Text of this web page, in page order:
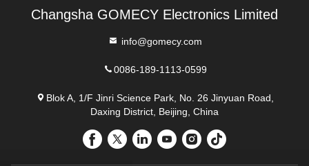
Changsha GOMECY Electronics Limited
info@gomecy.com
0086-189-1113-0599
Blok A, 1/F Jinri Science Park, No. 26 Jinyuan Road,
Daxing District, Beijing, China